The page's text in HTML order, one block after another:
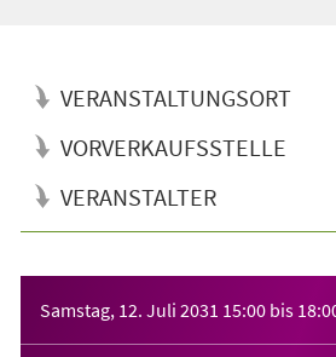
VERANSTALTUNGSORT
VORVERKAUFSSTELLE
VERANSTALTER
Samstag, 12. Juli 2031 15:00 bis